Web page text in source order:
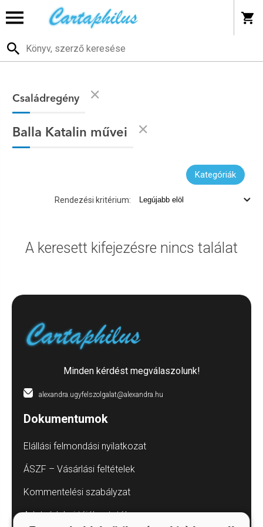
Családregény
Balla Katalin művei
Kategóriák
Rendezési kritérium:
A keresett kifejezésre nincs találat
Minden kérdést megválaszolunk!
alexandra.ugyfelszolgalat@alexandra.hu
Dokumentumok
Elállási felmondási nyilatkozat
ÁSZF – Vásárlási feltételek
Kommentelési szabályzat
Adatvédelmi tájékoztatók